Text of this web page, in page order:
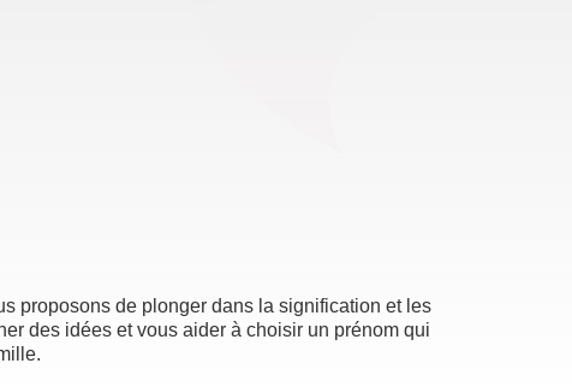
proposons de plonger dans la signification et les
des idées et vous aider à choisir un prénom qui